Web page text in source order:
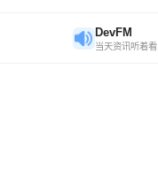
DevFM
当天资讯听着看